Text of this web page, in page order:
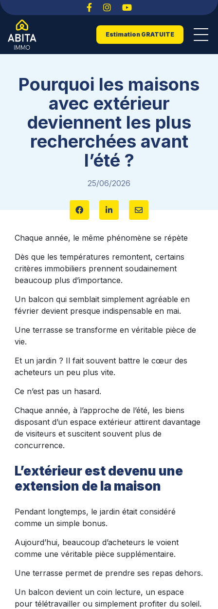
Estimation GRATUITE
Pourquoi les maisons
avec extérieur
deviennent les plus
recherchées avant
l’été ?
25/06/2026
Chaque année, le même phénomène se répète
Dès que les températures remontent, certains
critères immobiliers prennent soudainement
beaucoup plus d’importance.
Un balcon qui semblait simplement agréable en
février devient presque indispensable en mai.
Une terrasse se transforme en véritable pièce de
vie.
Et un jardin ? Il fait souvent battre le cœur des
acheteurs un peu plus vite.
Ce n’est pas un hasard.
Chaque année, à l’approche de l’été, les biens
disposant d’un espace extérieur attirent davantage
de visiteurs et suscitent souvent plus de
concurrence.
L’extérieur est devenu une
extension de la maison
Pendant longtemps, le jardin était considéré
comme un simple bonus.
Aujourd’hui, beaucoup d’acheteurs le voient
comme une véritable pièce supplémentaire.
Une terrasse permet de prendre ses repas dehors.
Un balcon devient un coin lecture, un espace
pour télétravailler ou simplement profiter du soleil.